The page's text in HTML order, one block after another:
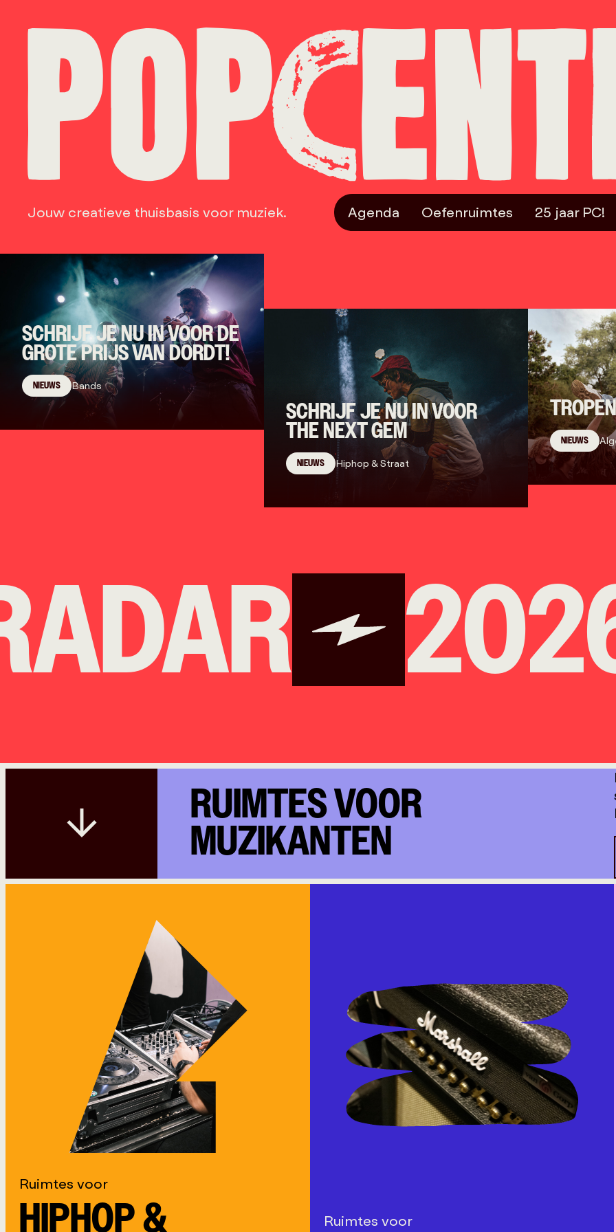
Jouw creatieve thuisbasis voor muziek. Agenda Oefenruimtes 25 jaar PC!
SCHRIJF JE NU IN VOOR DE
GROTE PRIJS VAN DORDT!
NIEUWS Bands
SCHRIJF JE NU IN VOOR
THE NEXT GEM
NIEUWS Hiphop & Straat
NIEUWS
2026
RUIMTES VOOR
MUZIKANTEN
Ruimtes voor
HIPHOP & Ruimtes voor